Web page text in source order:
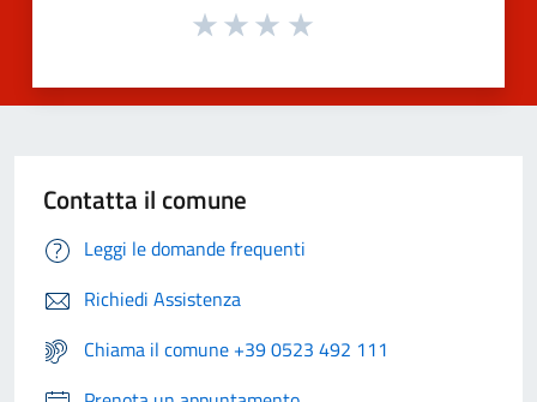
Contatta il comune
Leggi le domande frequenti
Richiedi Assistenza
Chiama il comune +39 0523 492 111